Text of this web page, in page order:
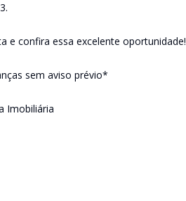
e confira essa excelente oportunidade!
sem aviso prévio*
Imobiliária